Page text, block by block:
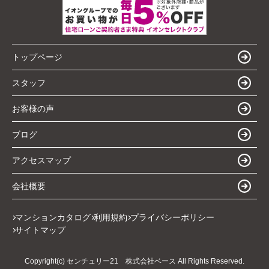
トップページ
スタッフ
お客様の声
ブログ
アクセスマップ
会社概要
マンションカタログ 利用規約 プライバシーポリシー
サイトマップ
Copyright(c) センチュリー21 株式会社ベース All Rights Reserved.